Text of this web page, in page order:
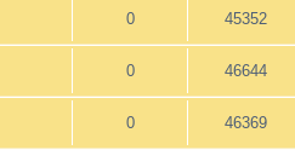
0 45352
0 46644
0 46369